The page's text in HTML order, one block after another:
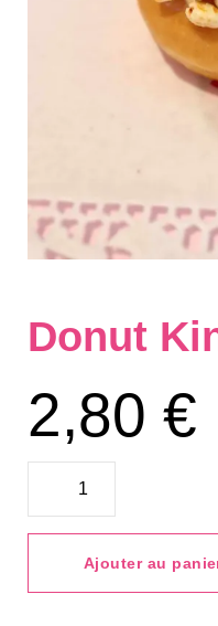
Donut
2,80 €
quantité
Donut
Kinder
CountryAjouter au